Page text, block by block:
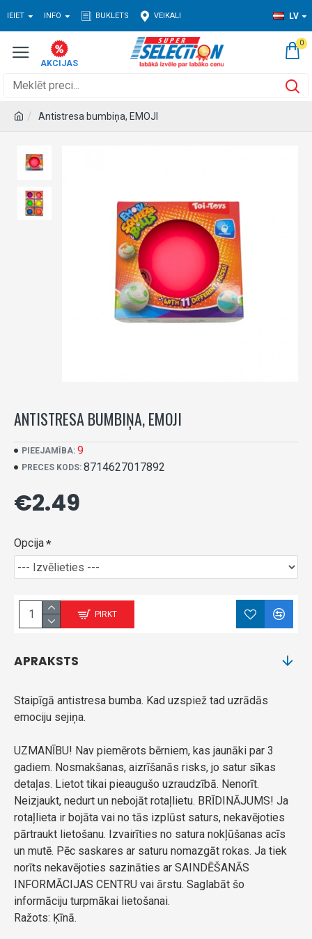
IEIET INFO BUKLETS VEIKALI LV
0
Antistresa bumbiņa, EMOJI
ANTISTRESA BUMBIŅA, EMOJI
PIEEJAMĪBA: 9
PRECES KODS: 8714627017892
€2.49
Opcija
PIRKT
APRAKSTS
Staipīgā antistresa bumba. Kad uzspiež tad uzrādās
emociju sejiņa.
UZMANĪBU! Nav piemērots bērniem, kas jaunāki par 3
gadiem. Nosmakšanas, aizrīšanās risks, jo satur sīkas
detaļas. Lietot tikai pieaugušo uzraudzībā. Nenorīt.
Neizjaukt, nedurt un nebojāt rotaļlietu. BRĪDINĀJUMS! Ja
rotaļlieta ir bojāta vai no tās izplūst saturs, nekavējoties
pārtraukt lietošanu. Izvairīties no satura nokļūšanas acīs
un mutē. Pēc saskares ar saturu nomazgāt rokas. Ja tiek
norīts nekavējoties sazināties ar SAINDĒŠANĀS
INFORMĀCIJAS CENTRU vai ārstu. Saglabāt šo
informāciju turpmākai lietošanai.
Ražots: Ķīnā.